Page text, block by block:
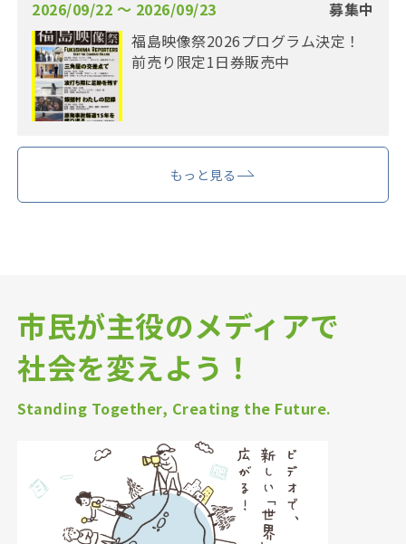
2026/09/22 〜 2026/09/23
募集中
福島映像祭2026プログラム決定！
前売り限定1日券販売中
もっと見る
市民が主役のメディアで
社会を変えよう！
Standing Together, Creating the Future.